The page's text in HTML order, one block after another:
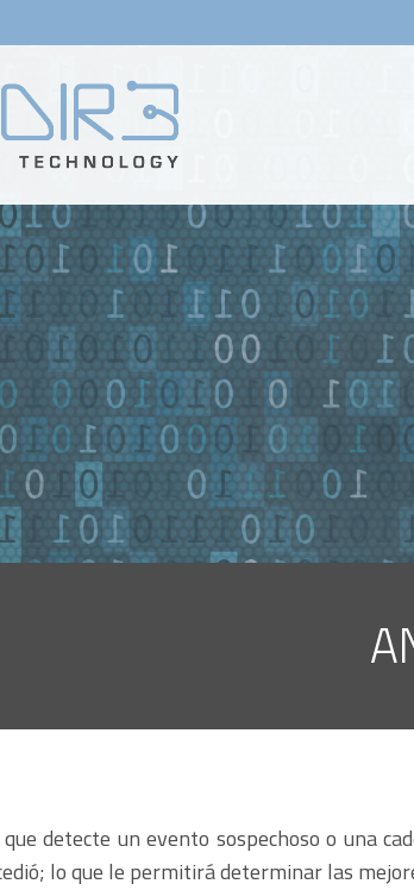
detecte un evento sospechoso o una
lo que le permitirá determinar las